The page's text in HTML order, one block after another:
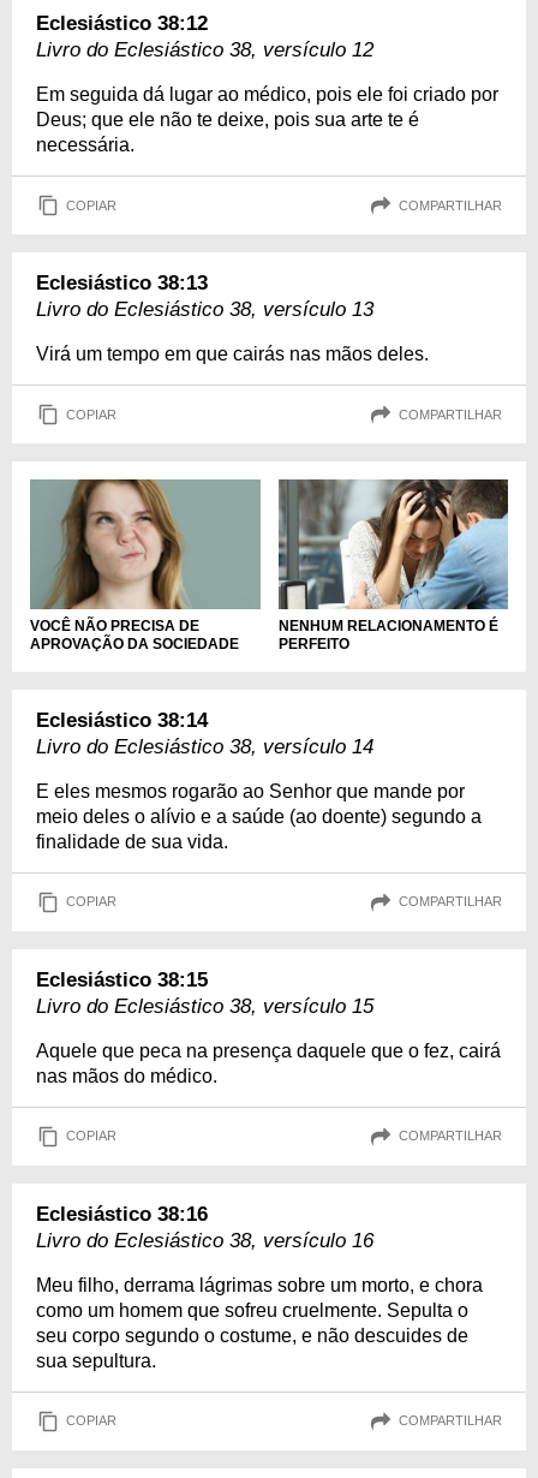
Eclesiástico 38:12
Livro do Eclesiástico 38, versículo 12
Em seguida dá lugar ao médico, pois ele foi criado por
Deus; que ele não te deixe, pois sua arte te é
necessária.
COPIAR COMPARTILHAR
Eclesiástico 38:13
Livro do Eclesiástico 38, versículo 13
Virá um tempo em que cairás nas mãos deles.
COPIAR COMPARTILHAR
VOCÊ NÃO PRECISA DE
APROVAÇÃO DA SOCIEDADE
NENHUM RELACIONAMENTO É
PERFEITO
Eclesiástico 38:14
Livro do Eclesiástico 38, versículo 14
E eles mesmos rogarão ao Senhor que mande por
meio deles o alívio e a saúde (ao doente) segundo a
finalidade de sua vida.
COPIAR COMPARTILHAR
Eclesiástico 38:15
Livro do Eclesiástico 38, versículo 15
Aquele que peca na presença daquele que o fez, cairá
nas mãos do médico.
COPIAR COMPARTILHAR
Eclesiástico 38:16
Livro do Eclesiástico 38, versículo 16
Meu filho, derrama lágrimas sobre um morto, e chora
como um homem que sofreu cruelmente. Sepulta o
seu corpo segundo o costume, e não descuides de
sua sepultura.
COPIAR COMPARTILHAR